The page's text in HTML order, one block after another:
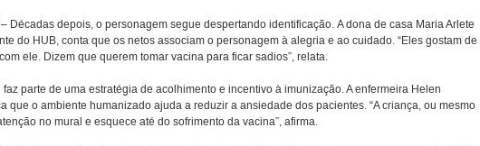
Décadas depois, o personagem segue despertando identificação. A dona de casa Maria Arlete
do HUB, conta que os netos associam o personagem à alegria e ao cuidado. “Eles gostam de
ele. Dizem que querem tomar vacina para ficar sadios”, relata.
faz parte de uma estratégia de acolhimento e incentivo à imunização. A enfermeira Helen
que o ambiente humanizado ajuda a reduzir a ansiedade dos pacientes. “A criança, ou mesmo
no mural e esquece até do sofrimento da vacina”, afirma.